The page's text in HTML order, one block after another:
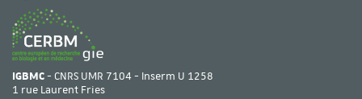
IGBMC- CNRS UMR 7104 - Inserm U 1258
1 rue Laurent Fries